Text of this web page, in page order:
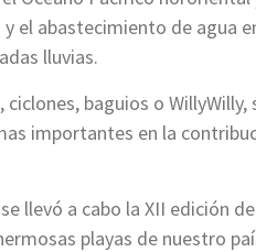
el abastecimiento de agua
lluvias.
baguios o WillyWilly,
importantes en la
llevó a cabo la XII edición
playas de nuestro